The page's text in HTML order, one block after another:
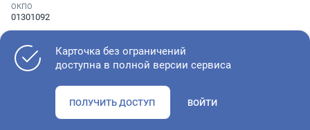
ОКПО
01301092
Не указан
Как оценить состояние компании
Карточка без ограничений
доступна в полной версии сервиса
ПОЛУЧИТЬ ДОСТУП ВОЙТИ